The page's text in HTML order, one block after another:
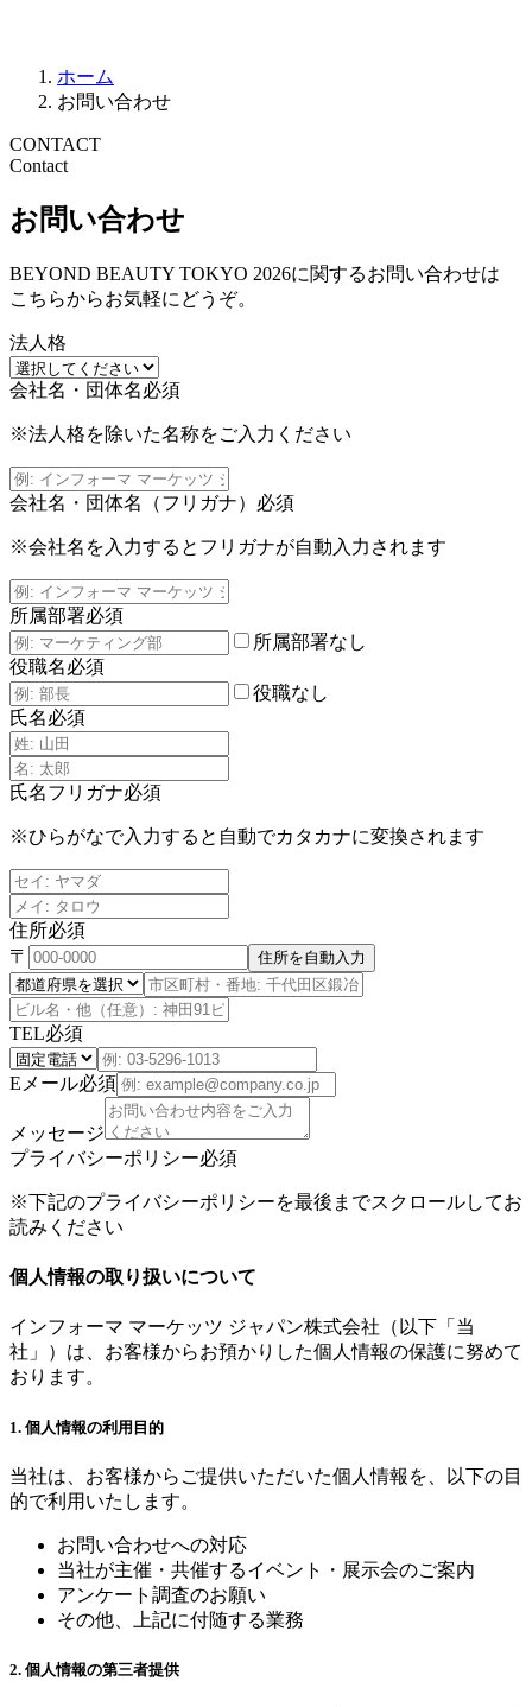
ホーム
お問い合わせ
CONTACT
Contact
お問い合わせ
BEYOND BEAUTY TOKYO 2026に関するお問い合わせは
こちらからお気軽にどうぞ。
法人格
会社名・団体名必須
※法人格を除いた名称をご入力ください
会社名・団体名（フリガナ） 必須
※会社名を入力するとフリガナが自動入力されます
所属部署必須
所属部署なし
役職名必須
役職なし
氏名必須
氏名フリガナ必須
※ひらがなで入力すると自動でカタカナに変換されます
住所必須
〒
住所を自動入力
TEL必須
Eメール必須
メッセージ
プライバシーポリシー必須
※下記のプライバシーポリシーを最後までスクロールしてお
読みください
個人情報の取り扱いについて
インフォーマ マーケッツ ジャパン株式会社（以下「当
社」）は、お客様からお預かりした個人情報の保護に努めて
おります。
1. 個人情報の利用目的
当社は、お客様からご提供いただいた個人情報を、以下の目
的で利用いたします。
お問い合わせへの対応
当社が主催・共催するイベント・展示会のご案内
アンケート調査のお願い
その他、上記に付随する業務
2. 個人情報の第三者提供